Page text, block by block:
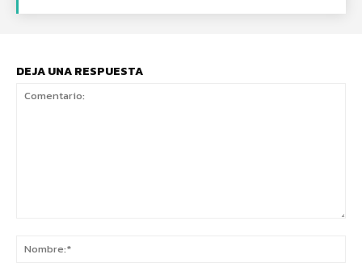
DEJA UNA RESPUESTA